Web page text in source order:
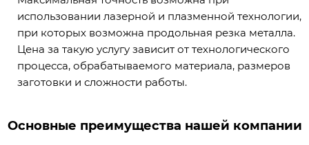
использовании лазерной и плазменной технологии,
при которых возможна продольная резка металла.
Цена за такую услугу зависит от технологического
процесса, обрабатываемого материала, размеров
заготовки и сложности работы.
Основные преимущества нашей компании